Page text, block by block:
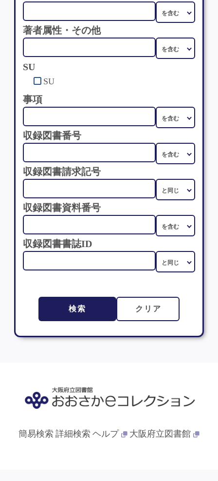
著者属性・その他
SU
SU
事項
収録図書番号
収録図書請求記号
収録図書資料番号
収録図書書誌ID
検索 クリア
簡易検索 詳細検索 ヘルプ 大阪府立図書館